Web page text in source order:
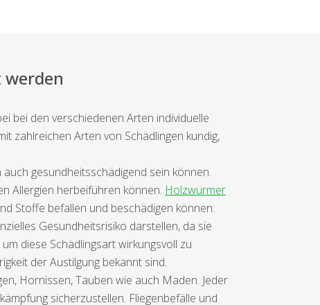
werden
bei den verschiedenen Arten individuelle
zahlreichen Arten von Schädlingen kundig,
gesundheitsschädigend sein können.
Allergien herbeiführen können. Holzwürmer
Stoffe befallen und beschädigen können.
Gesundheitsrisiko darstellen, da sie
diese Schädlingsart wirkungsvoll zu
der Austilgung bekannt sind.
Hornissen, Tauben wie auch Maden. Jeder
sicherzustellen. Fliegenbefälle und